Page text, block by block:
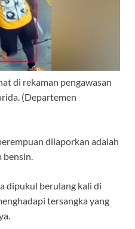
di rekaman pengawasan
(Departemen
dilaporkan adalah
bensin.
dipukul berulang kali di
tersangka yang